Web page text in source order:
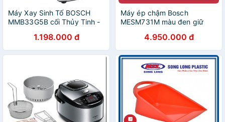
Máy Xay Sinh Tố BOSCH
MMB33G5B cối Thủy Tinh -
xay được cả Đá - Chính
hãng Đức - Bảo hành 2 năm
1.198.000 đ
Máy ép chậm Bosch
MESM731M màu đen giữ
trái cây [nhập Đức chính
hãng]
4.950.000 đ